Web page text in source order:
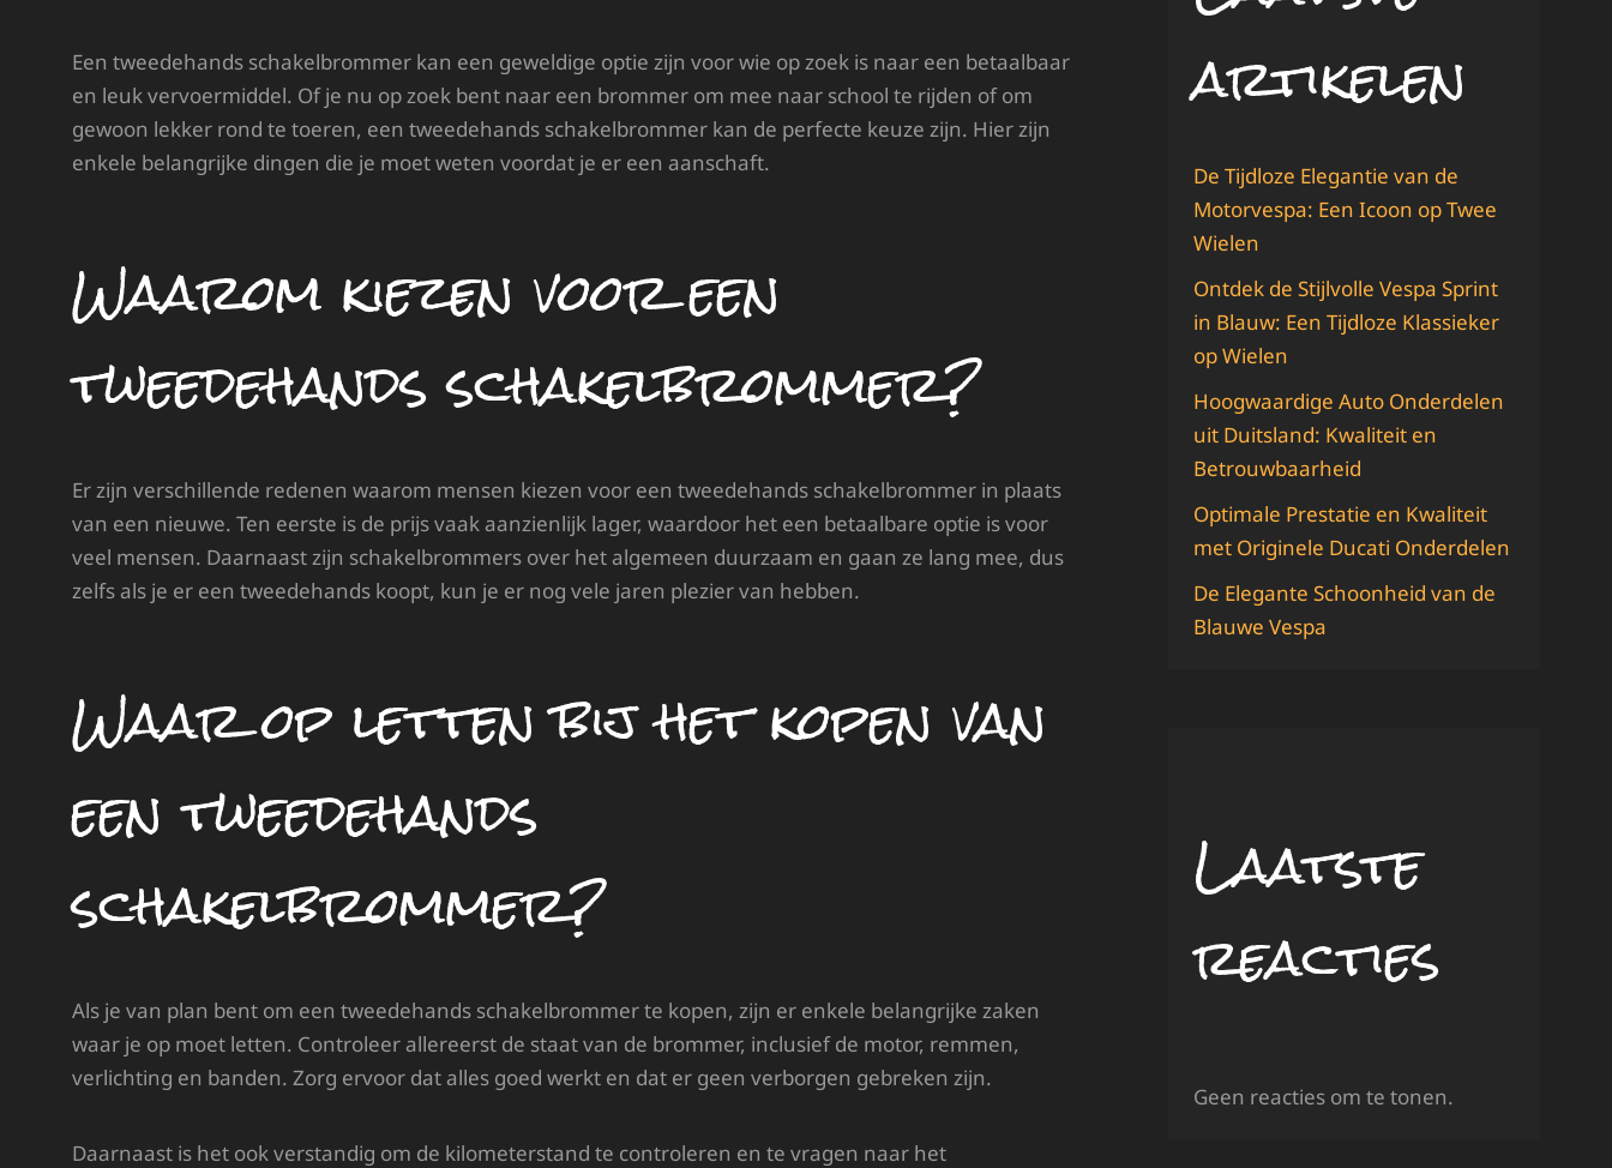
Een tweedehands schakelbrommer kan een geweldige optie zijn voor wie op zoek is naar een betaalbaar
en leuk vervoermiddel. Of je nu op zoek bent naar een brommer om mee naar school te rijden of om
gewoon lekker rond te toeren, een tweedehands schakelbrommer kan de perfecte keuze zijn. Hier zijn
enkele belangrijke dingen die je moet weten voordat je er een aanschaft.
Waarom kiezen voor een
tweedehands schakelbrommer?
Er zijn verschillende redenen waarom mensen kiezen voor een tweedehands schakelbrommer in plaats
van een nieuwe. Ten eerste is de prijs vaak aanzienlijk lager, waardoor het een betaalbare optie is voor
veel mensen. Daarnaast zijn schakelbrommers over het algemeen duurzaam en gaan ze lang mee, dus
zelfs als je er een tweedehands koopt, kun je er nog vele jaren plezier van hebben.
Waar op letten bij het kopen van
een tweedehands
schakelbrommer?
Als je van plan bent om een tweedehands schakelbrommer te kopen, zijn er enkele belangrijke zaken
waar je op moet letten. Controleer allereerst de staat van de brommer, inclusief de motor, remmen,
verlichting en banden. Zorg ervoor dat alles goed werkt en dat er geen verborgen gebreken zijn.
Daarnaast is het ook verstandig om de kilometerstand te controleren en te vragen naar het
artikelen
De Tijdloze Elegantie van de
Motorvespa: Een Icoon op Twee
Wielen
Ontdek de Stijlvolle Vespa Sprint
in Blauw: Een Tijdloze Klassieker
op Wielen
Hoogwaardige Auto Onderdelen
uit Duitsland: Kwaliteit en
Betrouwbaarheid
Optimale Prestatie en Kwaliteit
met Originele Ducati Onderdelen
De Elegante Schoonheid van de
Blauwe Vespa
Laatste
reacties
Geen reacties om te tonen.